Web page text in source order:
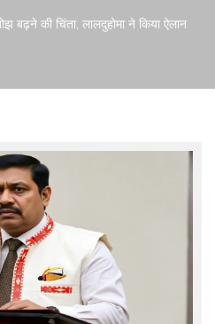
बढ़ने की चिंता, लालदुहोमा ने किया ऐलान